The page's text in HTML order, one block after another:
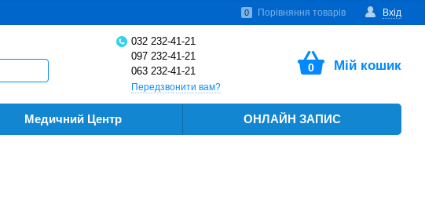
Легкий старт з контактними лінзами -20%
Вхід
0 Порівняння товарів
032 232-41-21
097 232-41-21
063 232-41-21
Передзвонити вам?
0 Мій кошик
Медичний Центр ОНЛАЙН ЗАПИС